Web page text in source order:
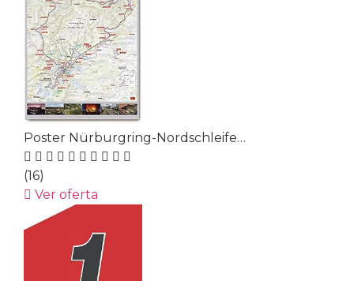
Poster Nürburgring-Nordschleife…
(16)
Ver oferta